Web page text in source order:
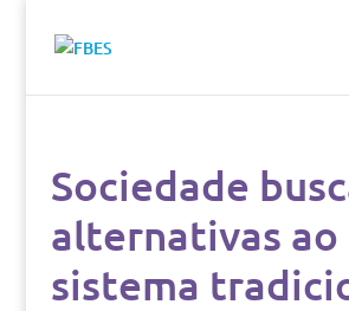
Sociedade
alternativas ao
sistema